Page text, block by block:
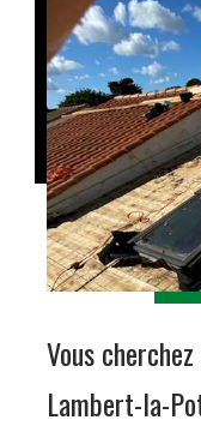
Vous
Lambert-la-